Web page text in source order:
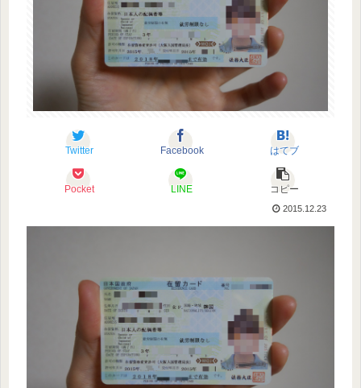
Twitter Facebook はてブ
Pocket LINE コピー
2015.12.23